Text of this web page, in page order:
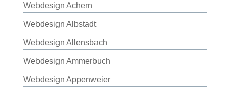
Webdesign Achern
Webdesign Albstadt
Webdesign Allensbach
Webdesign Ammerbuch
Webdesign Appenweier